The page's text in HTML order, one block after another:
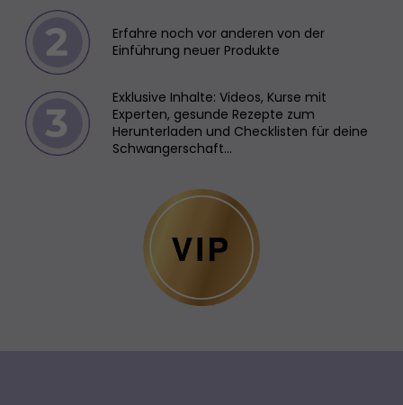
Erfahre noch vor anderen von der
Einführung neuer Produkte
Exklusive Inhalte: Videos, Kurse mit
Experten, gesunde Rezepte zum
Herunterladen und Checklisten für deine
Schwangerschaft...